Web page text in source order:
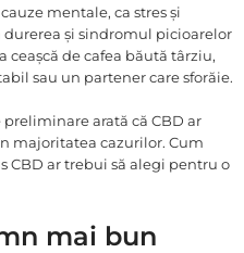
mentale, ca stres și
și sindromul picioarelor
de cafea băută târziu,
sau un partener care sforăie.
arată că CBD ar
majoritatea cazurilor. Cum
CBD ar trebui să alegi pentru o
mai bun